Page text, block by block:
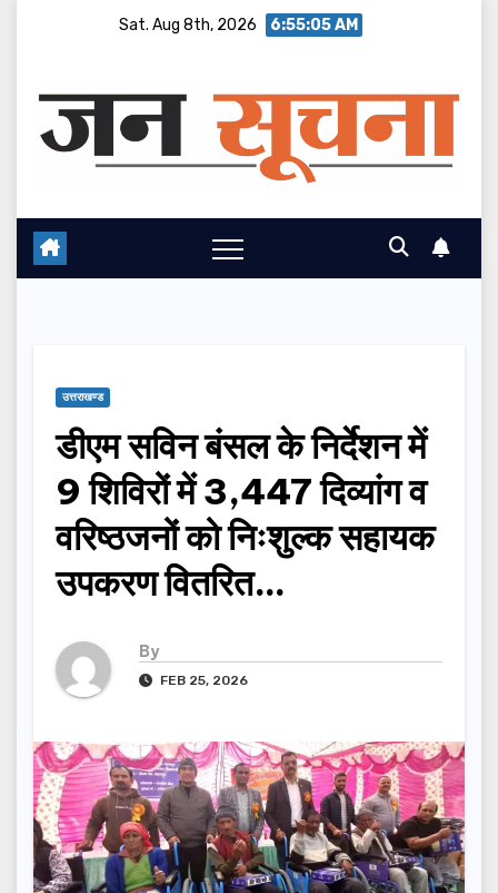
Sat. Aug 8th, 2026 6:55:06 AM
उत्तराखण्ड
डीएम सविन बंसल के निर्देशन में
9 शिविरों में 3,447 दिव्यांग व
वरिष्ठजनों को निःशुल्क सहायक
उपकरण वितरित…
By
FEB 25, 2026